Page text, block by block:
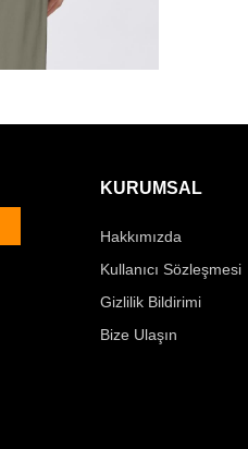
KURUMSAL
Hakkımızda
Kullanıcı Sözleşmesi
Gizlilik Bildirimi
Bize Ulaşın